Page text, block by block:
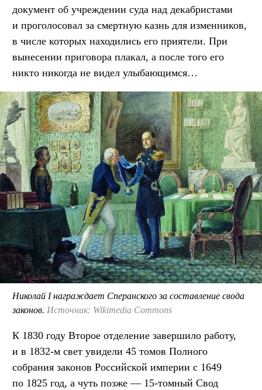
документ об учреждении суда над декабристами
и проголосовал за смертную казнь для изменников,
в числе которых находились его приятели. При
вынесении приговора плакал, а после того его
никто никогда не видел улыбающимся…
Николай I награждает Сперанского за составление свода
законов. Источник: Wikimedia Commons
К 1830 году Второе отделение завершило работу,
и в 1832-м свет увидели 45 томов Полного
собрания законов Российской империи с 1649
по 1825 год, а чуть позже — 15-томный Свод